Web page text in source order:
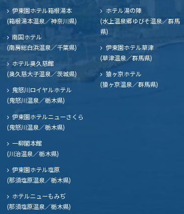
伊東園ホテル箱根湯本
(箱根湯本温泉／神奈川県)
南国ホテル
(南房総白浜温泉／千葉県)
ホテル奥久慈館
(奥久慈大子温泉／茨城県)
鬼怒川ロイヤルホテル
(鬼怒川温泉／栃木県)
伊東園ホテルニューさくら
(鬼怒川温泉／栃木県)
一柳閣本館
(川治温泉／栃木県)
伊東園ホテル塩原
(那須塩原温泉／栃木県)
ホテルニューもみぢ
(那須塩原温泉／栃木県)
ホテル湯の陣
(水上温泉郷ゆびそ温泉／群馬
県)
伊東園ホテル草津
(草津温泉／群馬県)
猿ヶ京ホテル
(猿ヶ京温泉／群馬県)